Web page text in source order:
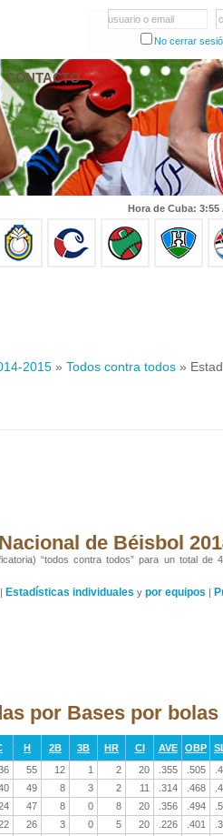
usuario o email
No cerrar
CONTACTO
Hora de Cuba: 3:55
2015 » Todos contra todos »
de Béisbol
“todos contra todos” para un total de
| Estadísticas individuales y por equipos |
por Bases por bolas
H 2B 3B HR CI AVE OBP
55 12 1 2 20 .355 .505
49 8 3 2 11 .314 .468
47 8 0 8 20 .356 .494
26 3 0 5 20 .226 .401